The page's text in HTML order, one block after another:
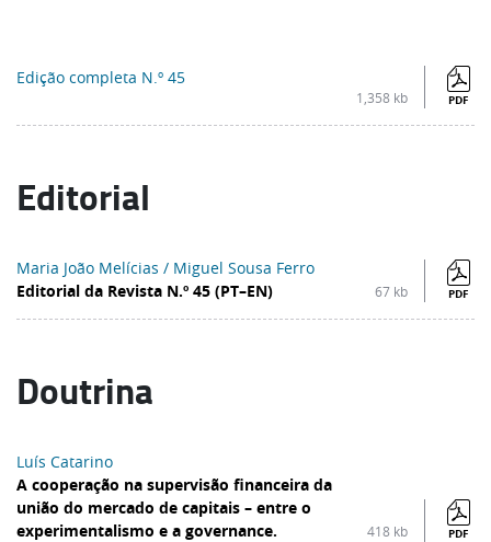
Edição completa N.º 45
1,358 kb PDF
Editorial
Maria João Melícias / Miguel Sousa Ferro
Editorial da Revista N.º 45 (PT–EN)
67 kb PDF
Doutrina
Luís Catarino
A cooperação na supervisão financeira da
união do mercado de capitais – entre o
experimentalismo e a governance.
418 kb PDF